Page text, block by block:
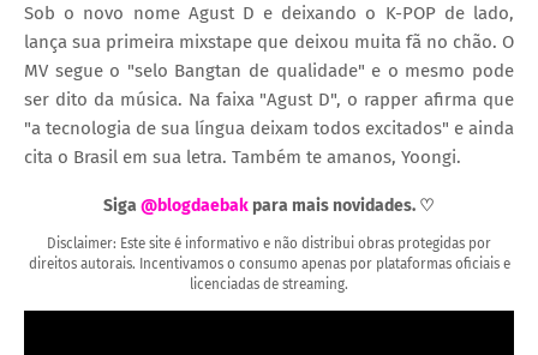
Sob o novo nome Agust D e deixando o K-POP de lado,
lança sua primeira mixstape que deixou muita fã no chão. O
MV segue o "selo Bangtan de qualidade" e o mesmo pode
ser dito da música. Na faixa "Agust D", o rapper afirma que
"a tecnologia de sua língua deixam todos excitados" e ainda
cita o Brasil em sua letra. Também te amanos, Yoongi.
Siga @blogdaebak para mais novidades. ♡
Disclaimer: Este site é informativo e não distribui obras protegidas por
direitos autorais. Incentivamos o consumo apenas por plataformas oficiais e
licenciadas de streaming.